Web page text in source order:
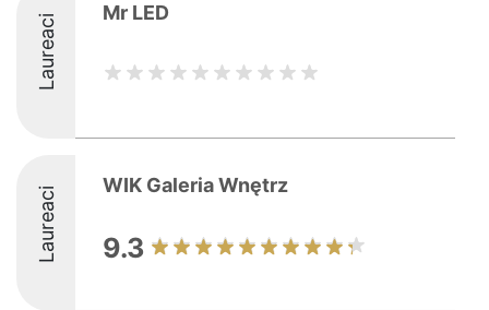
Laureaci Mr LED
Laureaci WIK Galeria Wnętrz
9.3